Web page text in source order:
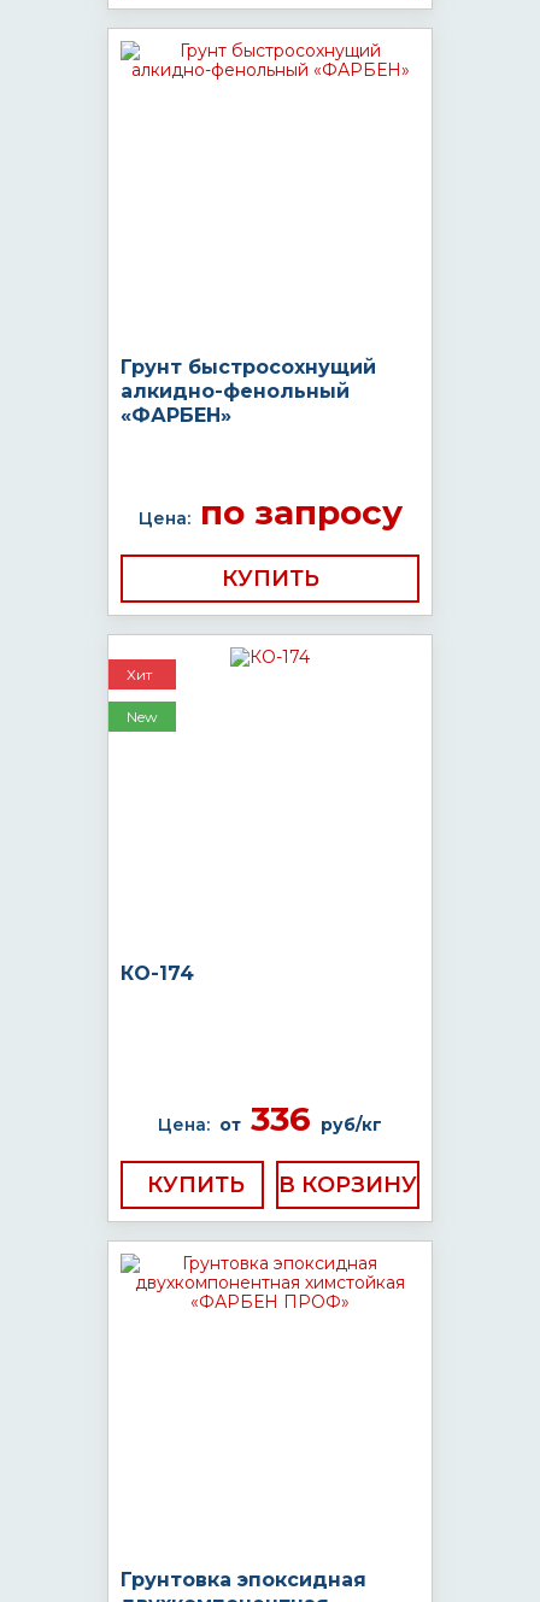
Грунт быстросохнущий
алкидно-фенольный
«ФАРБЕН»
Цена:по запросу
КУПИТЬ
Хит
New
КО-174
Цена: от 336 руб/кг
КУПИТЬ
Грунтовка эпоксидная